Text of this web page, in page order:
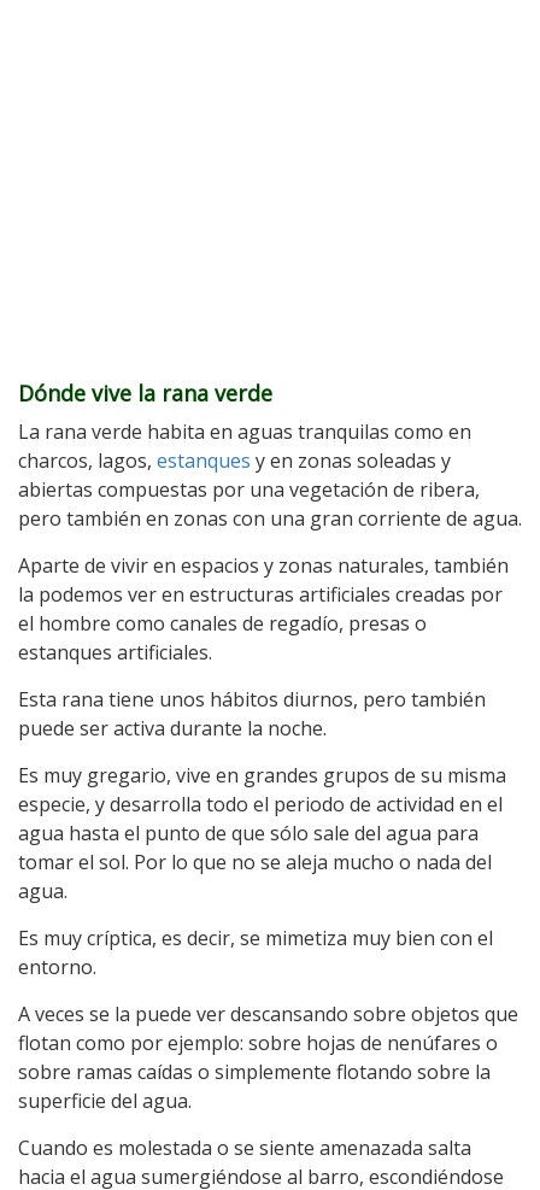
Dónde vive la rana verde
La rana verde habita en aguas tranquilas como en
charcos, lagos, estanques y en zonas soleadas y
abiertas compuestas por una vegetación de ribera,
pero también en zonas con una gran corriente de agua.
Aparte de vivir en espacios y zonas naturales, también
la podemos ver en estructuras artificiales creadas por
el hombre como canales de regadío, presas o
estanques artificiales.
Esta rana tiene unos hábitos diurnos, pero también
puede ser activa durante la noche.
Es muy gregario, vive en grandes grupos de su misma
especie, y desarrolla todo el periodo de actividad en el
agua hasta el punto de que sólo sale del agua para
tomar el sol. Por lo que no se aleja mucho o nada del
agua.
Es muy críptica, es decir, se mimetiza muy bien con el
entorno.
A veces se la puede ver descansando sobre objetos que
flotan como por ejemplo: sobre hojas de nenúfares o
sobre ramas caídas o simplemente flotando sobre la
superficie del agua.
Cuando es molestada o se siente amenazada salta
hacia el agua sumergiéndose al barro, escondiéndose